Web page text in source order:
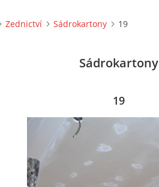
Zednictví Sádrokartony 19
Sádrokartony
19